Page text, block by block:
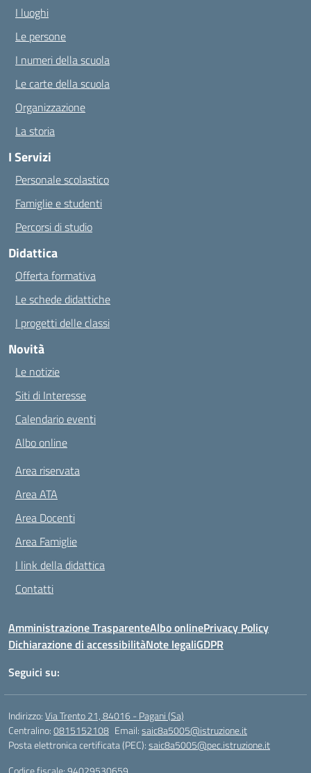
I luoghi
Le persone
I numeri della scuola
Le carte della scuola
Organizzazione
La storia
I Servizi
Personale scolastico
Famiglie e studenti
Percorsi di studio
Didattica
Offerta formativa
Le schede didattiche
I progetti delle classi
Novità
Le notizie
Siti di Interesse
Calendario eventi
Albo online
Area riservata
Area ATA
Area Docenti
Area Famiglie
I link della didattica
Contatti
Amministrazione TrasparenteAlbo onlinePrivacy Policy
Dichiarazione di accessibilitàNote legaliGDPR
Seguici su:
Indirizzo:Via Trento 21, 84016 - Pagani (Sa)
Centralino:0815152108 Email:saic8a5005@istruzione.it
Posta elettronica certificata (PEC):saic8a5005@pec.istruzione.it